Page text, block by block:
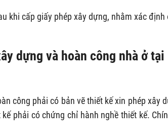
khi cấp giấy phép xây dựng, nhằm xác định
dựng và hoàn công nhà ở tại
công phải có bản vẽ thiết kế xin phép xây
phải có chứng chỉ hành nghề thiết kế.